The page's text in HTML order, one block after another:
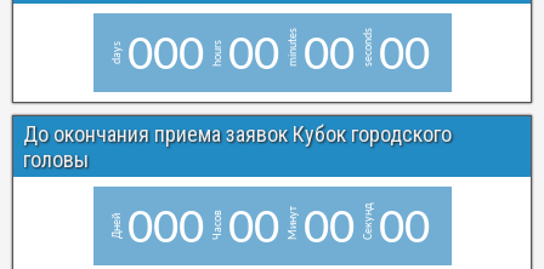
days 000 hours 00 minutes 00 seconds 00
До окончания приема заявок Кубок городского
головы
Дней 000 Часов 00 Минут00 Секунд00